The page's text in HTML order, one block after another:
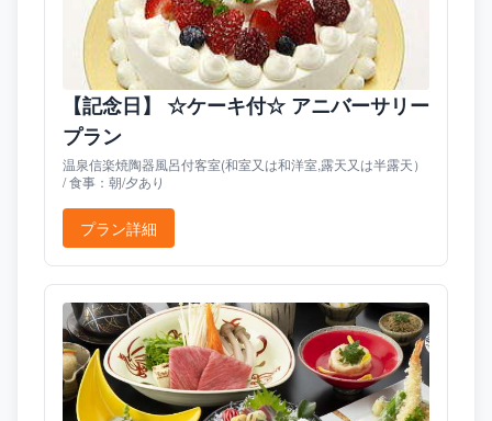
【記念日】 ☆ケーキ付☆ アニバーサリー
プラン
温泉信楽焼陶器風呂付客室(和室又は和洋室,露天又は半露天）
/ 食事：朝/夕あり
プラン詳細